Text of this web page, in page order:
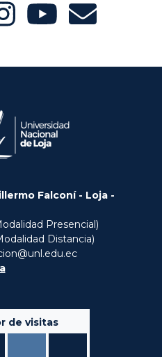
Falconí - Loja -
Presencial)
Distancia)
de visitas